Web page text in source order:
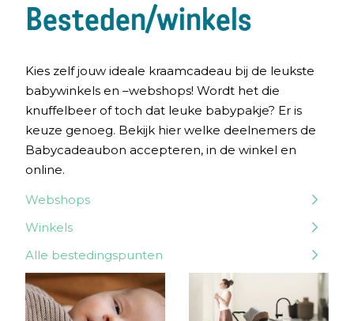
Besteden/winkels
Kies zelf jouw ideale kraamcadeau bij de leukste
babywinkels en –webshops! Wordt het die
knuffelbeer of toch dat leuke babypakje? Er is
keuze genoeg. Bekijk hier welke deelnemers de
Babycadeaubon accepteren, in de winkel en
online.
Webshops
Winkels
Alle bestedingspunten